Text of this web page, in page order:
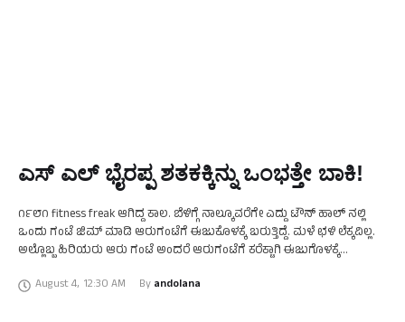
ಎಸ್ ಎಲ್ ಭೈರಪ್ಪ ಶತಕಕ್ಕಿನ್ನು ಒಂಭತ್ತೇ ಬಾಕಿ!
೧೯೮೧ fitness freak ಆಗಿದ್ದ ಕಾಲ. ಬೆಳಿಗ್ಗೆ ನಾಲ್ಕೂವರೆಗೇ ಎದ್ದು ಟೌನ್ ಹಾಲ್ ನಲ್ಲಿ
ಒಂದು ಗಂಟೆ ಜಿಮ್ ಮಾಡಿ ಆರುಗಂಟೆಗೆ ಈಜುಕೊಳಕ್ಕೆ ಬರುತ್ತಿದ್ದೆ. ಮಳೆ ಛಳಿ ಲೆಕ್ಕವಿಲ್ಲ.
ಅಲ್ಲೊಬ್ಬ ಹಿರಿಯರು ಆರು ಗಂಟೆ ಅಂದರೆ ಆರುಗಂಟೆಗೆ ಕರೆಕ್ಟಾಗಿ ಈಜುಗೊಳಕ್ಕೆ
August 4, 12:30 AM By andolana